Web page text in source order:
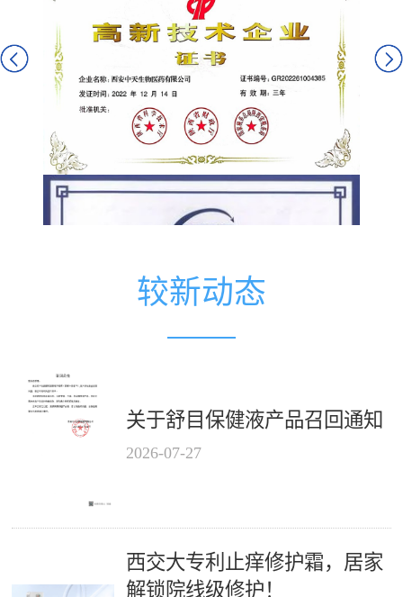
较新动态
关于舒目保健液产品召回通知
2026-07-27
西交大专利止痒修护霜，居家
解锁院线级修护！